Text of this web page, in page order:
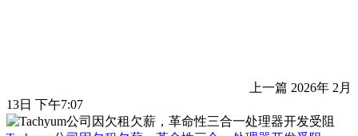
上一篇 2026年 2月
13日 下午7:07